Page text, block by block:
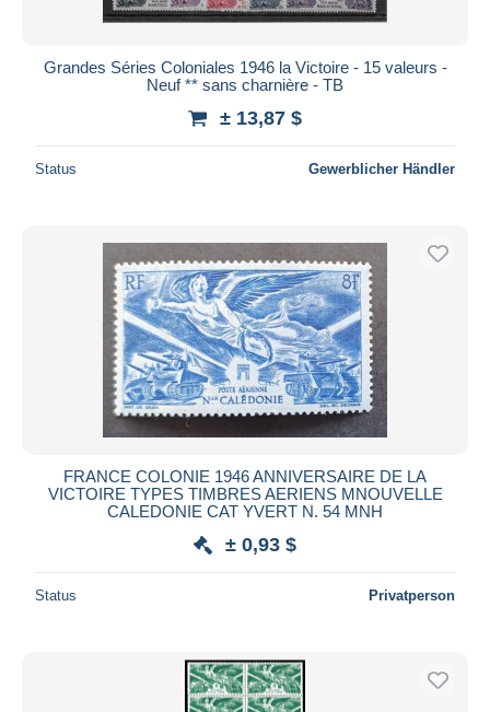
Grandes Séries Coloniales 1946 la Victoire - 15 valeurs -
Neuf ** sans charnière - TB
± 13,87 $
Status Gewerblicher Händler
FRANCE COLONIE 1946 ANNIVERSAIRE DE LA
VICTOIRE TYPES TIMBRES AERIENS MNOUVELLE
CALEDONIE CAT YVERT N. 54 MNH
± 0,93 $
Status Privatperson